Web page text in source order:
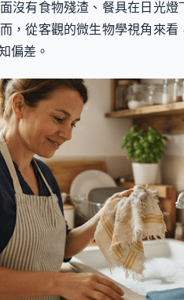
沒有食物殘渣、餐具在日光
，從客觀的微生物學視角來
偏差。